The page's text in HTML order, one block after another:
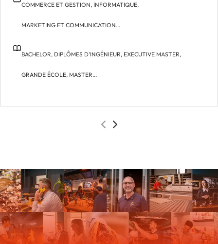
COMMERCE ET GESTION, INFORMATIQUE,
MARKETING ET COMMUNICATION...
BACHELOR, DIPLÔMES D'INGÉNIEUR, EXECUTIVE MASTER,
GRANDE ÉCOLE, MASTER...